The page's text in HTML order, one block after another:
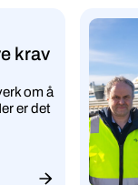
krav
om å
er det